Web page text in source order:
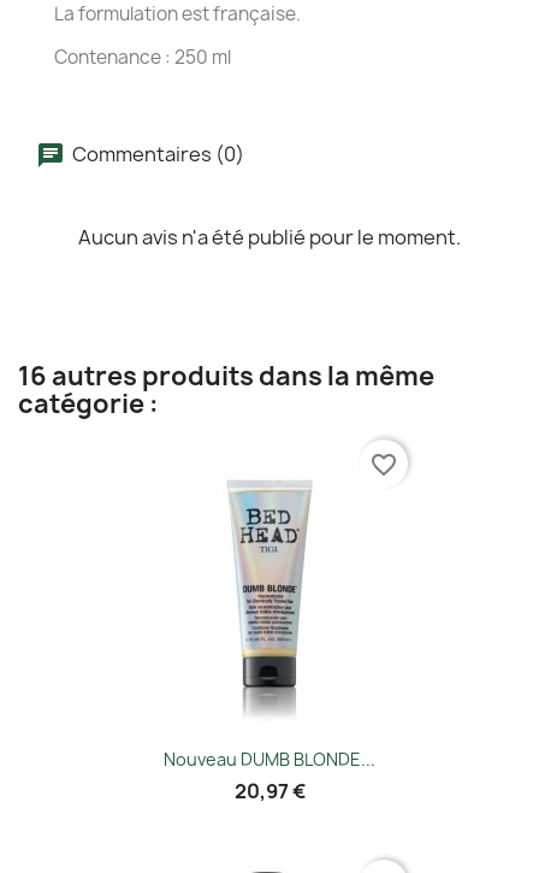
La formulation est française.
Contenance : 250 ml
Commentaires (0)
Aucun avis n'a été publié pour le moment.
16 autres produits dans la même
catégorie :
Nouveau DUMB BLONDE...
20,97 €
favorite_border